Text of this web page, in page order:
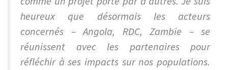
heureux que désormais les acteurs
concernés – Angola, RDC, Zambie – se
réunissent avec les partenaires pour
réfléchir à ses impacts sur nos populations.